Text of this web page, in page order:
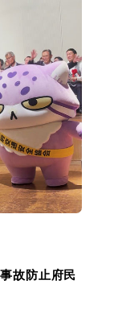
故防止府民